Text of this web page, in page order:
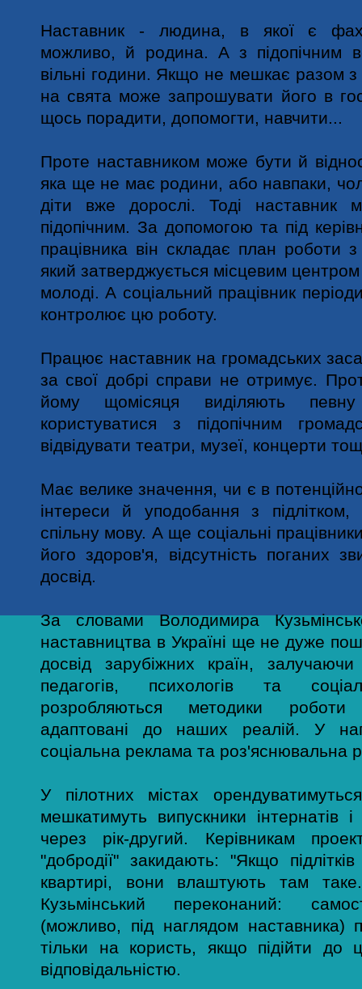
Наставник - людина, в якої є
можливо, й родина. А з підопічним
вільні години. Якщо не мешкає разом з
на свята може запрошувати його в
щось порадити, допомогти, навчити...
Проте наставником може бути й
яка ще не має родини, або навпаки,
діти вже дорослі. Тоді наставник
підопічним. За допомогою та під
працівника він складає план
який затверджується місцевим
молоді. А соціальний працівник
контролює цю роботу.
Працює наставник на громадських
за свої добрі справи не отримує.
йому щомісяця виділяють
користуватися з підопічним
відвідувати театри, музеї, концерти
Має велике значення, чи є в
інтереси й уподобання з
спільну мову. А ще соціальні
його здоров'я, відсутність поганих
досвід.
За словами Володимира
наставництва в Україні ще не дуже
досвід зарубіжних країн,
педагогів, психологів та
розробляються методики роботи
адаптовані до наших реалій. У
соціальна реклама та роз'яснювальна
У пілотних містах
мешкатимуть випускники інтернатів
через рік-другий. Керівникам
"добродії" закидають: "Якщо
квартирі, вони влаштують там
Кузьмінський переконаний:
(можливо, під наглядом наставника)
тільки на користь, якщо підійти до
відповідальністю.